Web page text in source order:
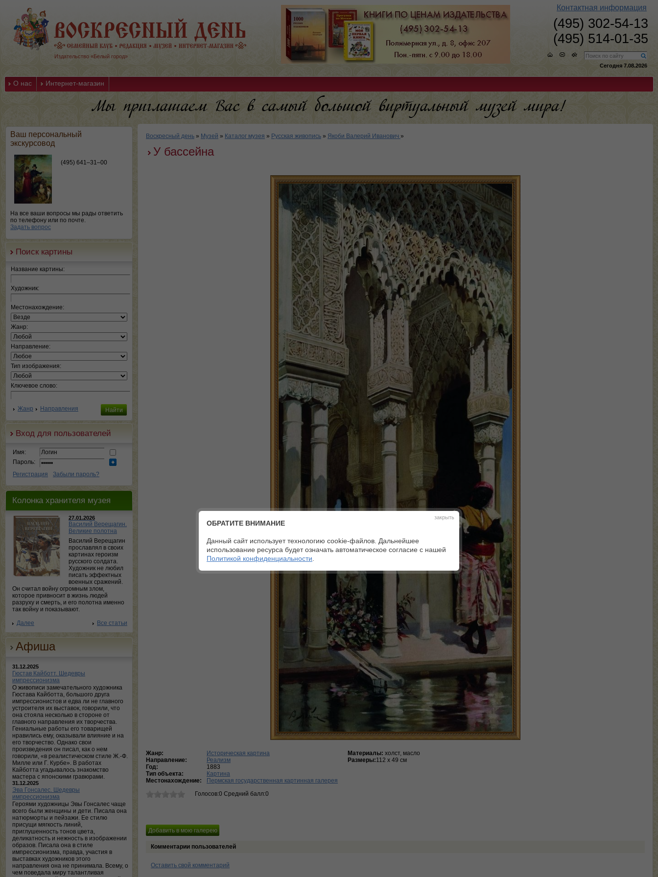
Издательство «Белый город»
Контактная информация
(495) 302-54-13
(495) 514-01-35
Сегодня 7.08.2026
О нас Интернет-магазин
Ваш персональный
экскурсовод
(495) 641–31–00
На все ваши вопросы мы рады ответить
по телефону или по почте.
Задать вопрос
Поиск картины
Название картины:
Художник:
Местонахождение:
Жанр:
Направление:
Тип изображения:
Ключевое слово:
Жанр Направления
Вход для пользователей
Имя:
Пароль:
Регистрация
Забыли пароль?
Колонка хранителя музея
27.01.2026
Василий Верещагин.
Великие полотна
Василий Верещагин
прославлял в своих
картинах героизм
русского солдата.
Художник не любил
писать эффектных
военных сражений.
Он считал войну огромным злом,
которое привносит в жизнь людей
разруху и смерть, и его полотна именно
так войну и показывают.
Далее
Все статьи
Афиша
31.12.2025
Гюстав Кайботт. Шедевры
импрессионизма
О живописи замечательного художника
Гюстава Кайботта, большого друга
импрессионистов и едва ли не главного
устроителя их выставок, говорили, что
она стояла несколько в стороне от
главного направления их творчества.
Гениальные работы его товарищей
нравились ему, оказывали влияние и на
его творчество. Однако свои
произведения он писал, как о нем
говорили, «в реалистическом стиле Ж.-Ф.
Милле или Г. Курбе». В работах
Кайботта угадывалось знакомство
мастера с японскими гравюрами.
31.12.2025
Эва Гонсалес. Шедевры
импрессионизма
Героями художницы Эвы Гонсалес чаще
всего были женщины и дети. Писала она
натюрморты и пейзажи. Ее стилю
присущи мягкость линий,
приглушенность тонов цвета,
деликатность и нежность в изображении
образов. Писала она в стиле
импрессионизма, правда, участия в
выставках художников этого
направления она не принимала. Всему, о
чем поведала миру талантливая
Воскресный день » Музей » Каталог музея » Русская живопись » Якоби Валерий Иванович »
У бассейна
Жанр:
Историческая картина
Направление:
Реализм
Год:
1883
Тип объекта:
Картина
Местонахождение:
Пермская государственная картинная галерея
Голосов:0 Средний балл:0
Материалы: холст, масло
Размеры:112 х 49 см
Комментарии пользователей
Оставить свой комментарий
закрыть
ОБРАТИТЕ ВНИМАНИЕ
Данный сайт использует технологию cookie-файлов. Дальнейшее
использование ресурса будет означать автоматическое согласие с нашей
Политикой конфиденциальности